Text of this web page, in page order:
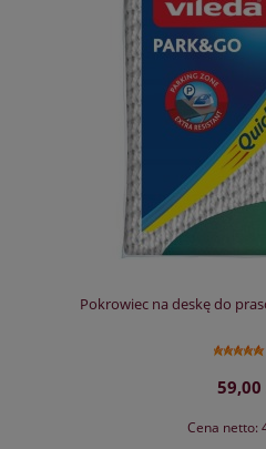
Pokrowiec na deskę do
59,00
Cena netto: